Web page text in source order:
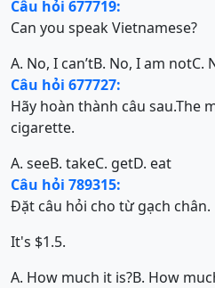
Câu hỏi 677719:
Can you speak Vietnamese?
A. No, I can’tB. No, I am notC.
Câu hỏi 677727:
Hãy hoàn thành câu sau.The
cigarette.
A. seeB. takeC. getD. eat
Câu hỏi 789315:
Đặt câu hỏi cho từ gạch chân.
It's $1.5.
A. How much it is?B. How